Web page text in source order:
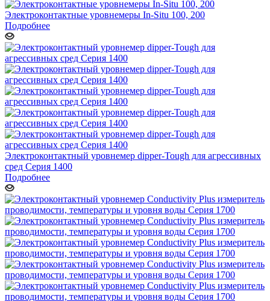
Электроконтактные уровнемеры In-Situ 100, 200
Подробнее
Электроконтактный уровнемер dipper-Tough для агрессивных
сред Серия 1400
Подробнее